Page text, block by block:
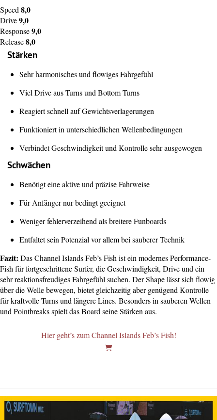
Speed 8,0
Drive9,0
Response9,0
Release8,0
Stärken
Sehr harmonisches und flowiges Fahrgefühl
Viel Drive aus Turns und Bottom Turns
Reagiert schnell auf Gewichtsverlagerungen
Funktioniert in unterschiedlichen Wellenbedingungen
Verbindet Geschwindigkeit und Kontrolle sehr ausgewogen
Schwächen
Benötigt eine aktive und präzise Fahrweise
Für Anfänger nur bedingt geeignet
Weniger fehlerverzeihend als breitere Funboards
Entfaltet sein Potenzial vor allem bei sauberer Technik
Fazit: Das Channel Islands Feb’s Fish ist ein modernes Performance-
Fish für fortgeschrittene Surfer, die Geschwindigkeit, Drive und ein
sehr reaktionsfreudiges Fahrgefühl suchen. Der Shape lässt sich flowig
über die Welle bewegen, bietet gleichzeitig aber genügend Kontrolle
für kraftvolle Turns und längere Lines. Besonders in sauberen Wellen
und Pointbreaks spielt das Board seine Stärken aus.
Hier geht’s zum Channel Islands Feb’s Fish!